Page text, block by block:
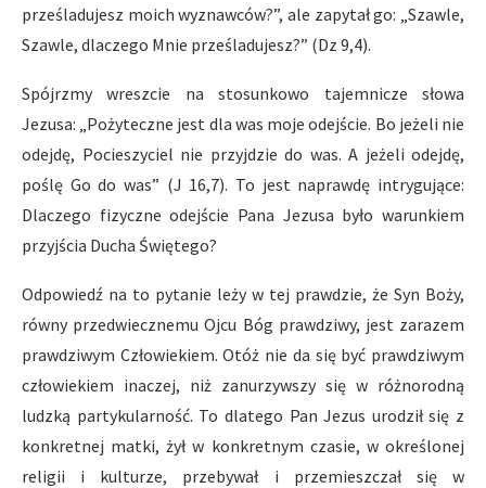
prześladujesz moich wyznawców?”, ale zapytał go: „Szawle,
Szawle, dlaczego Mnie prześladujesz?” (Dz 9,4).
Spójrzmy wreszcie na stosunkowo tajemnicze słowa
Jezusa: „Pożyteczne jest dla was moje odejście. Bo jeżeli nie
odejdę, Pocieszyciel nie przyjdzie do was. A jeżeli odejdę,
poślę Go do was” (J 16,7). To jest naprawdę intrygujące:
Dlaczego fizyczne odejście Pana Jezusa było warunkiem
przyjścia Ducha Świętego?
Odpowiedź na to pytanie leży w tej prawdzie, że Syn Boży,
równy przedwiecznemu Ojcu Bóg prawdziwy, jest zarazem
prawdziwym Człowiekiem. Otóż nie da się być prawdziwym
człowiekiem inaczej, niż zanurzywszy się w różnorodną
ludzką partykularność. To dlatego Pan Jezus urodził się z
konkretnej matki, żył w konkretnym czasie, w określonej
religii i kulturze, przebywał i przemieszczał się w